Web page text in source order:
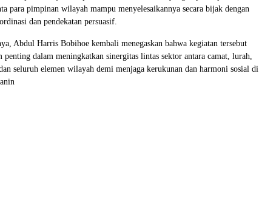
para pimpinan wilayah mampu menyelesaikannya secara bijak dengan
dan pendekatan persuasif.
Abdul Harris Bobihoe kembali menegaskan bahwa kegiatan tersebut
penting dalam meningkatkan sinergitas lintas sektor antara camat, lurah,
seluruh elemen wilayah demi menjaga kerukunan dan harmoni sosial di